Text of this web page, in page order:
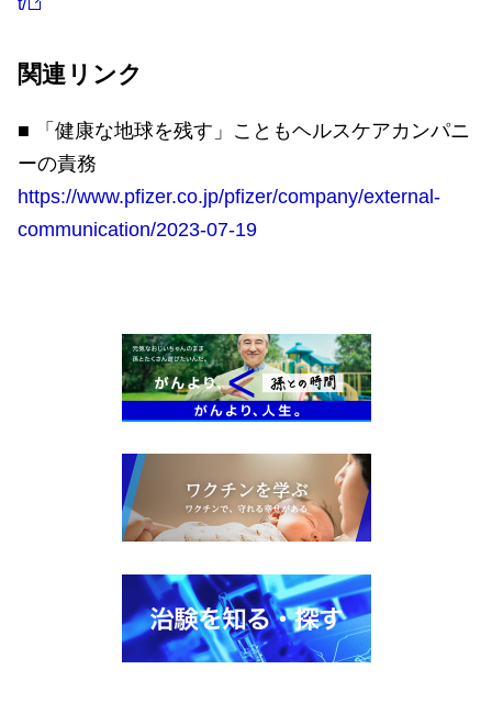
t/
関連リンク
■ 「健康な地球を残す」こともヘルスケアカンパニ
ーの責務
https://www.pfizer.co.jp/pfizer/company/external-
communication/2023-07-19